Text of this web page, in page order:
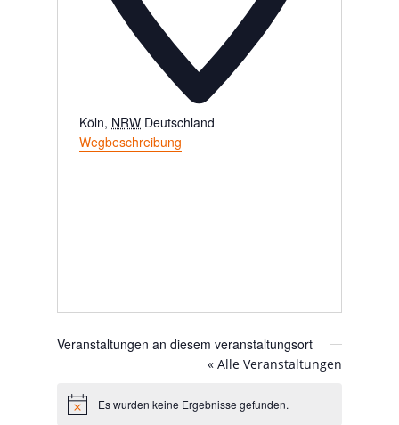
Köln, NRW Deutschland
Wegbeschreibung
Veranstaltungen an diesem veranstaltungsort
« Alle Veranstaltungen
HinweisEs wurden keine Ergebnisse gefunden.